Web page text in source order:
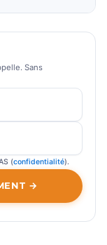
Sans
(confidentialité).
→